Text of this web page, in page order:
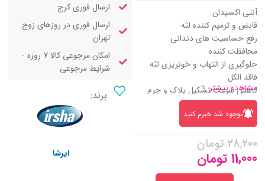
آنتی اکسیدان
قابض و ترمیم کننده لثه
رفع حساسیت های دندانی
محافظت کننده
جلوگیری از التهاب و خونریزی لثه
فاقد الکل
کاهش سرعت تشکیل پلاک و جرم
دندان
از بین برنده بوی بد دهان
خوشبو کننده
مناسب استفاده روزانه
مناسب بزرگسالان
مشاهده بیشتر
موجود شد خبرم کنید
28,200 تومان
11,000 تومان
ارسال فوری کرج
ارسال فوری در روزهای زوج
تهران
امکان مرجوعی کالا 7 روزه -
شرایط مرجوعی
برند:
ایرشا